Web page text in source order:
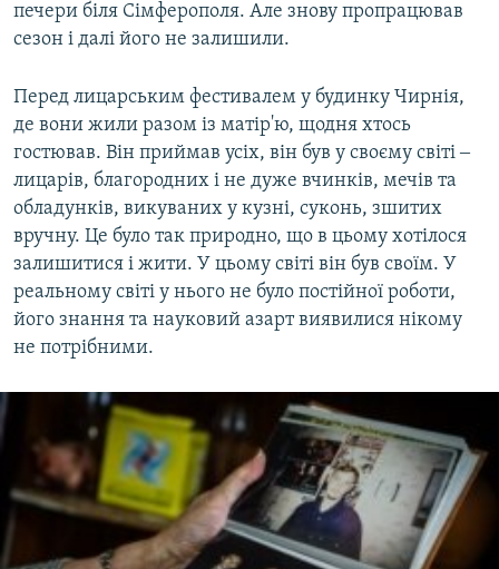
печери біля Сімферополя. Але знову пропрацював
сезон і далі його не залишили.
Перед лицарським фестивалем у будинку Чирнія,
де вони жили разом із матір'ю, щодня хтось
гостював. Він приймав усіх, він був у своєму світі ‒
лицарів, благородних і не дуже вчинків, мечів та
обладунків, викуваних у кузні, суконь, зшитих
вручну. Це було так природно, що в цьому хотілося
залишитися і жити. У цьому світі він був своїм. У
реальному світі у нього не було постійної роботи,
його знання та науковий азарт виявилися нікому
не потрібними.